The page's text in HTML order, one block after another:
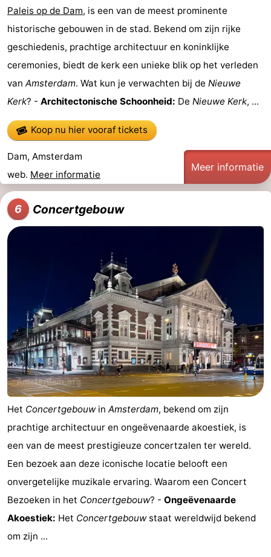
Paleis op de Dam, is een van de meest prominente
historische gebouwen in de stad. Bekend om zijn rijke
geschiedenis, prachtige architectuur en koninklijke
ceremonies, biedt de kerk een unieke blik op het verleden
van Amsterdam. Wat kun je verwachten bij de Nieuwe
Kerk? - Architectonische Schoonheid: De Nieuwe Kerk, ...
Koop nu hier vooraf tickets
Dam, Amsterdam
web. Meer informatie
Meer informatie
6 Concertgebouw
Het Concertgebouwin Amsterdam, bekend om zijn
prachtige architectuur en ongeëvenaarde akoestiek, is
een van de meest prestigieuze concertzalen ter wereld.
Een bezoek aan deze iconische locatie belooft een
onvergetelijke muzikale ervaring. Waarom een Concert
Bezoeken in het Concertgebouw? - Ongeëvenaarde
Akoestiek: Het Concertgebouwstaat wereldwijd bekend
om zijn ...